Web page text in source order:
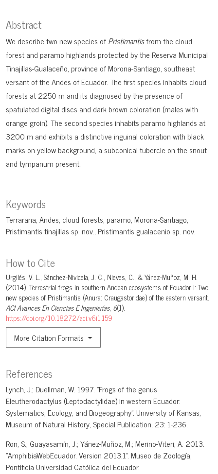
Keywords
Terrarana Andes cloud forests paramo Morona-Santiago
Pristimantis tinajillas sp. nov. Pristimantis gualacenio sp. nov.
How to Cite
Urgilés, V. L., Sánchez-Nivicela, J. C., Nieves, C., & Yánez-Muñoz, M. H.
(2014). Terrestrial frogs in southern Andean ecosystems of Ecuador I: Two
new species of Pristimantis (Anura: Craugastoridae) of the eastern versant.
ACI Avances En Ciencias E Ingenierías, 6(1).
https://doi.org/10.18272/aci.v6i1.159
More Citation Formats
Abstract
We describe two new species ofPristimantisfrom the cloud
forest and paramo highlands protected by the Reserva Municipal
Tinajillas-Gualaceño, province of Morona-Santiago, southeast
versant of the Andes of Ecuador. The first species inhabits cloud
forests at 2250 m and its diagnosed by the presence of
spatulated digital discs and dark brown coloration (males with
orange groin). The second species inhabits paramo highlands at
3200 m and exhibits a distinctive inguinal coloration with black
marks on yellow background, a subconical tubercle on the snout
and tympanum present.
References
Lynch, J.; Duellman, W. 1997. "Frogs of the genus
Eleutherodactylus (Leptodactylidae) in western Ecuador:
Systematics, Ecology, and Biogeography". University of Kansas,
Museum of Natural History, Special Publication, 23: 1-236.
Ron, S.; Guayasamín, J.; Yánez-Muñoz, M.; Merino-Viteri, A. 2013.
"AmphibiaWebEcuador. Version 2013.1". Museo de Zoología,
Pontificia Universidad Católica del Ecuador.